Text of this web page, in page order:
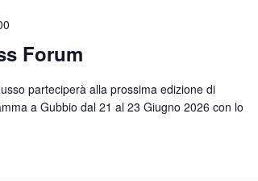
Forum
parteciperà alla prossima edizione di
a Gubbio dal 21 al 23 Giugno 2026 con lo